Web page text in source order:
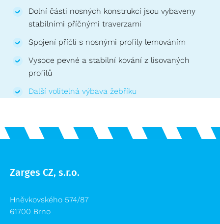
Dolní části nosných konstrukcí jsou vybaveny
stabilními příčnými traverzami
Spojení příčlí s nosnými profily lemováním
Vysoce pevné a stabilní kování z lisovaných
profilů
Další volitelná výbava žebříku
Zarges CZ, s.r.o.
Hněvkovského 574/87
61700 Brno